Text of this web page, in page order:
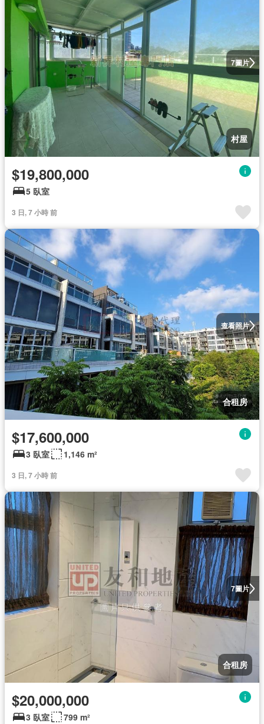
7圖片
村屋
$19,800,000
5 臥室
3 日, 7 小時 前
查看照片
合租房
$17,600,000
3 臥室 1,146 m²
3 日, 7 小時 前
7圖片
合租房
$20,000,000
3 臥室 799 m²